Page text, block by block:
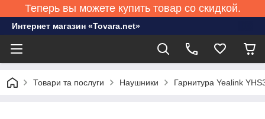
Теперь вы можете купить товар со скидкой.
Интернет магазин «Tovara.net»
Товари та послуги Наушники Гарнитура Yealink